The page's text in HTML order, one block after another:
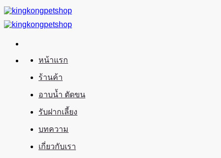
ข้าม
ไป
เนื้อหา
หน้าแรก
ร้านค้า
อาบน้ำ ตัดขน
รับฝากเลี้ยง
บทความ
เกี่ยวกับเรา